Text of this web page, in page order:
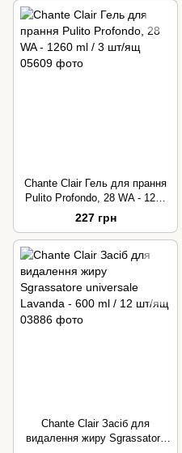
Chante Clair Гель для прання
Pulito Profondo, 28 WA - 1260
ml / 3 шт/ящ
227 грн
Chante Clair Засіб для
видалення жиру Sgrassatore